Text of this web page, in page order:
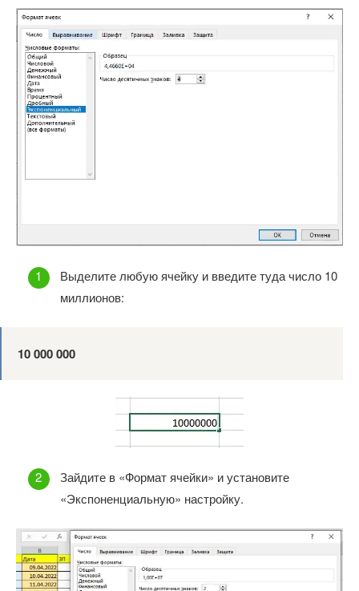
Выделите любую ячейку и введите туда число 10
миллионов:
10 000 000
Зайдите в «Формат ячейки» и установите
«Экспоненциальную» настройку.